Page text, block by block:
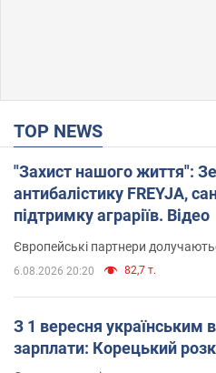
TOP NEWS
"Захист нашого життя":
антибалістику FREYJA,
підтримку аграріїв. Відео
Європейські партнери
6.08.2026 20:20 82,7 т.
З 1 вересня українським
зарплати: Корецький